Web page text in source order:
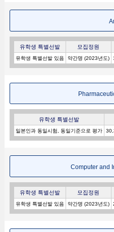
유학생 특별선발 모집정원
유학생 특별선발 있음 약간명 (2023년도)
유학생 특별선발
일본인과 동일시험, 동일기준으로 평가
Computer and
유학생 특별선발 모집정원
유학생 특별선발 있음 약간명 (2023년도)